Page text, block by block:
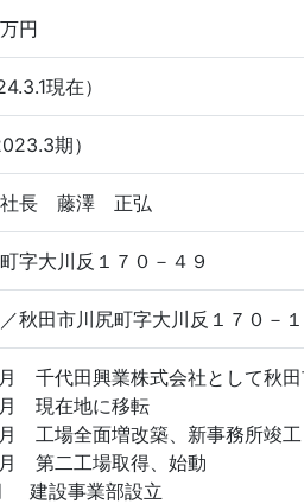
円
現在）
期）
社長 藤澤 正弘
字大川反１７０－４９
秋田市川尻町字大川反１７０－１
千代田興業株式会社として秋田
現在地に移転
工場全面増改築、新事務所竣
第二工場取得、始動
建設事業部設立